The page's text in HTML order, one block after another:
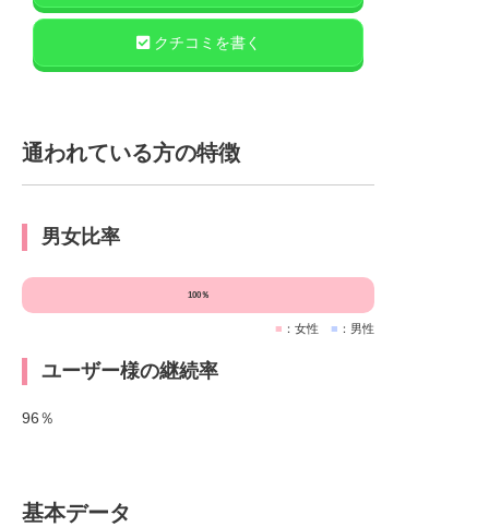
クチコミを書く
通われている方の特徴
男女比率
100％
■ ：女性 ■ ：男性
ユーザー様の継続率
96％
基本データ